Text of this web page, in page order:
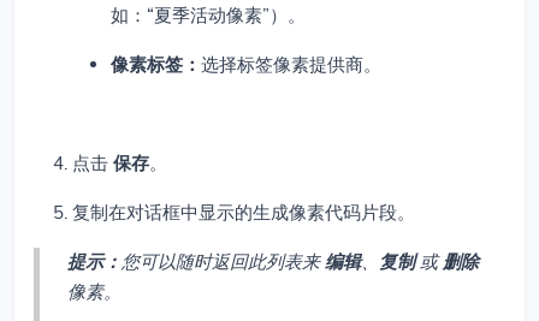
如：“夏季活动像素”）。
像素标签： 选择标签像素提供商。
点击 保存。
复制在对话框中显示的生成像素代码片段。
提示： 您可以随时返回此列表来编辑、 复制或删除
像素。